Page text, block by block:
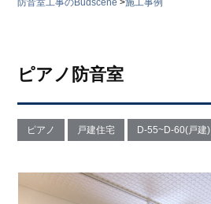
防音室工事のBudscene>施工事例
ピアノ防音室
ピアノ 戸建住宅 D-55~D-60(戸建)